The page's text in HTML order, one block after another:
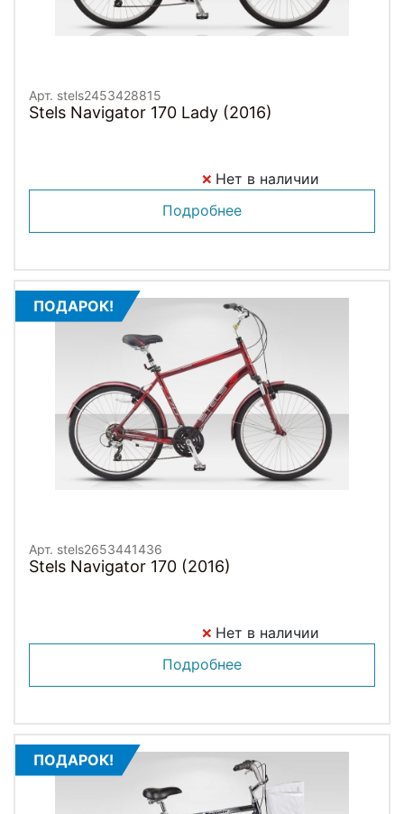
Арт. stels2453428815
Stels Navigator 170 Lady (2016)
Нет в наличии
Подробнее
ПОДАРОК!
Арт. stels2653441436
Stels Navigator 170 (2016)
Нет в наличии
Подробнее
ПОДАРОК!